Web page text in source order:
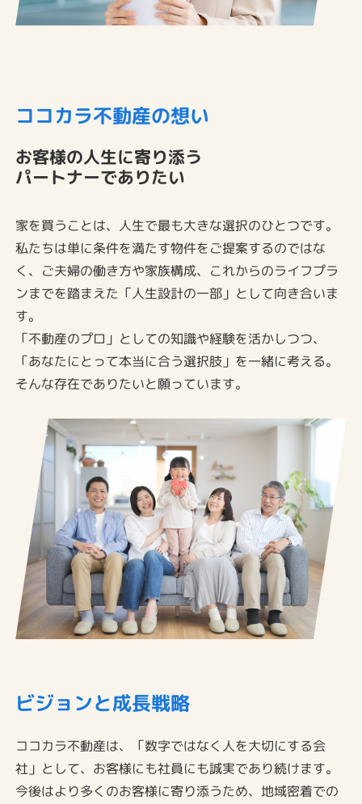
ココカラ不動産の想い
お客様の人生に寄り添う
パートナーでありたい
家を買うことは、人生で最も大きな選択のひとつです。
私たちは単に条件を満たす物件をご提案するのではな
く、ご夫婦の働き方や家族構成、これからのライフプラ
ンまでを踏まえた「人生設計の一部」として向き合いま
す。
「不動産のプロ」としての知識や経験を活かしつつ、
「あなたにとって本当に合う選択肢」を一緒に考える。
そんな存在でありたいと願っています。
ビジョンと成長戦略
ココカラ不動産は、「数字ではなく人を大切にする会
社」として、お客様にも社員にも誠実であり続けます。
今後はより多くのお客様に寄り添うため、地域密着での